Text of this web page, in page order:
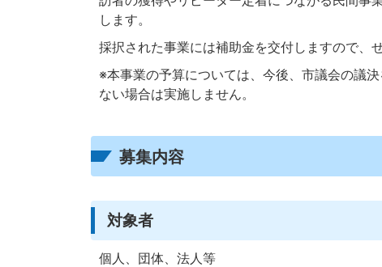
します。
採択された事業には補助金を交付しますので、
※本事業の予算については、今後、市議会の議
ない場合は実施しません。
募集内容
対象者
個人、団体、法人等